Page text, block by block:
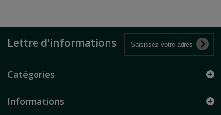
Lettre d'informations
Catégories
Informations